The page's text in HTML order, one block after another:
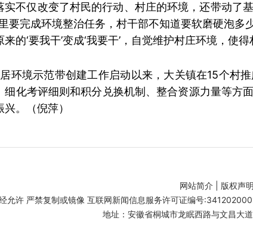
实不仅改变了村民的行动、村庄的环境，还带动了
要完成环境整治任务，村干部不知道要软磨硬泡
的‘要我干’变成‘我要干’，自觉维护村庄环境，使
环境示范带创建工作启动以来，大关镇在15个村
细化考评细则和积分兑换机制、整合资源力量等方
。（倪萍）
网站简介 版权声明
允许 严禁复制或镜像 互联网新闻信息服务许可证编号
地址：安徽省桐城市龙眠西路与文昌大